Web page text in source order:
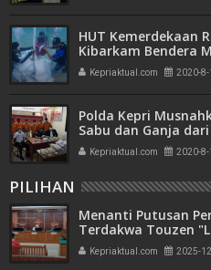
HUT Kemerdekaan
Kibarkam Bendera
Kepriaktual.com 2020-8-
Polda Kepri
Sabu dan Ganja
Kepriaktual.com 2020-8-
PILIHAN
Menanti Putusan
Terdakwa Touzen
Seumur Hidup atau
Kepriaktual.com 2025-